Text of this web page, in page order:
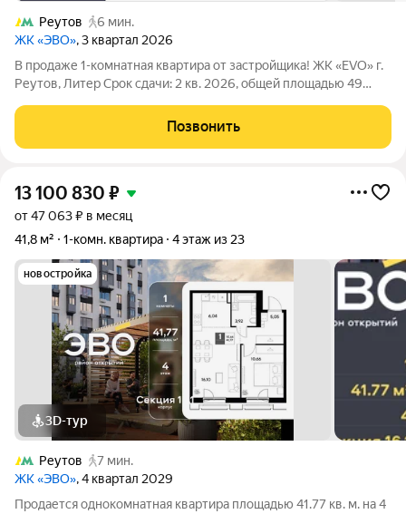
Реутов
6 мин.
ЖК «ЭВО», 3 квартал 2026
В продаже 1-комнатная квартира от застройщика! ЖК «EVO» г.
Реутов, Литер Срок сдачи: 2 кв. 2026, общей площадью 49
модернизма, главный принцип которого заключается в
создании новой архитектуры,
Позвонить
13 100 830 ₽
от 47 063 ₽ в месяц
41,8 м²
1-комн. квартира 4 этаж из 23
новостройка
3D-тур
Реутов
7 мин.
ЖК «ЭВО», 4 квартал 2029
Продается однокомнатная квартира площадью 41.77 кв. м. на 4